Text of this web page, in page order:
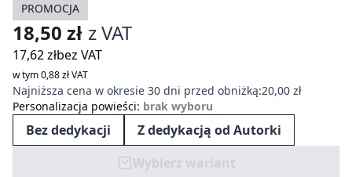
PROMOCJA
18,50 zł z VAT
17,62 złbez VAT
w tym 0,88 zł VAT
Najniższa cena w okresie 30 dni przed obniżką:20,00 zł
Personalizacja powieści: brak wyboru
Bez dedykacji
Z dedykacją od Autorki
Wybierz wariant